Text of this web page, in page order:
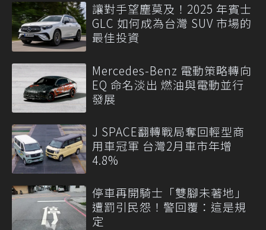
讓對手望塵莫及！2025 年賓士
GLC 如何成為台灣 SUV 市場的
最佳投資
Mercedes-Benz 電動策略轉向
EQ 命名淡出 燃油與電動並行
發展
J SPACE翻轉戰局奪回輕型商
用車冠軍 台灣2月車市年增
4.8%
停車再開騎士「雙腳未著地」
遭罰引民怨！警回覆：這是規
定